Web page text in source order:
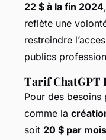
22 $ à la fin 2024
reflète une
restreindre
publics
Tarif ChatGPT
Pour des
comme la
soit 20 $ par mois